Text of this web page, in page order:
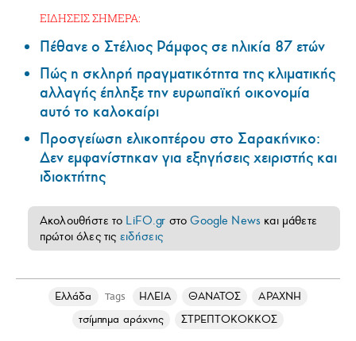
ΕΙΔΗΣΕΙΣ ΣΗΜΕΡΑ:
Πέθανε ο Στέλιος Ράμφος σε ηλικία 87 ετών
Πώς η σκληρή πραγματικότητα της κλιματικής
αλλαγής έπληξε την ευρωπαϊκή οικονομία
αυτό το καλοκαίρι
Προσγείωση ελικοπτέρου στο Σαρακήνικο:
Δεν εμφανίστηκαν για εξηγήσεις χειριστής και
ιδιοκτήτης
Ακολουθήστε το LiFO.gr στοGoogle News και μάθετε
πρώτοι όλες τις ειδήσεις
Ελλάδα Tags ΗΛΕΙΑ ΘΑΝΑΤΟΣ
ΑΡΑΧΝΗ
τσίμπημα αράχνης
ΣΤΡΕΠΤΟΚΟΚΚΟΣ